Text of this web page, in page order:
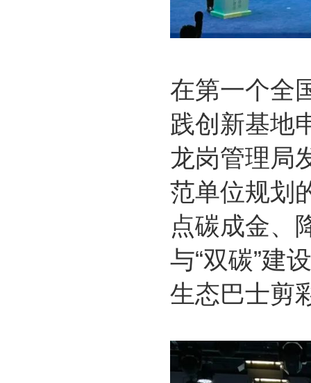
在第一个全
践创新基地
龙岗管理局
范单位规划
点碳成金、
与“双碳”建
生态巴士剪